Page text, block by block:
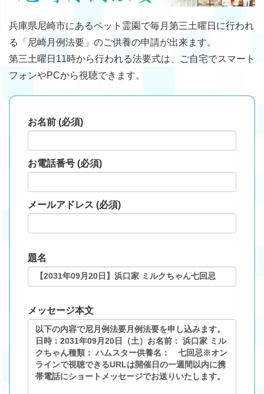
兵庫県尼崎市にあるペット霊園で毎月第三土曜日に行われ
る「尼崎月例法要」のご供養の申請が出来ます。
第三土曜日11時から行われる法要式は、ご自宅でスマート
フォンやPCから視聴できます。
お名前 (必須)
お電話番号 (必須)
メールアドレス (必須)
題名
メッセージ本文